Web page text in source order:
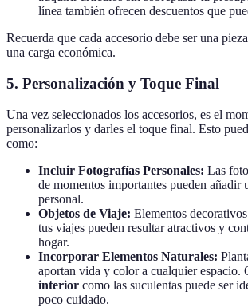
línea también ofrecen descuentos que
Recuerda que cada accesorio debe ser una
una carga económica.
5. Personalización y Toque Final
Una vez seleccionados los accesorios, es el
personalizarlos y darles el toque final. Esto
como:
Incluir Fotografías Personales: Las
de momentos importantes pueden añadir
personal.
Objetos de Viaje: Elementos
tus viajes pueden resultar atractivos y
hogar.
Incorporar Elementos Naturales:
aportan vida y color a cualquier espacio.
interior como las suculentas puede ser
poco cuidado.